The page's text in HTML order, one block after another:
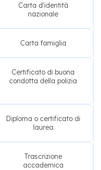
Carta d'identità
nazionale
Carta famiglia
Certificato di buona
condotta della polizia
Diploma o certificato di
laurea
Trascrizione
accademica